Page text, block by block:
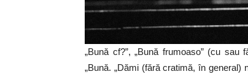
„Bună cf?”, „Bună frumoaso” (cu
„Bună. „Dămi (fără cratimă, în